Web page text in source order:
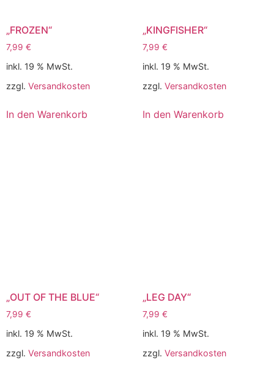
„FROZEN“
7,99 €
inkl. 19 % MwSt.
zzgl. Versandkosten
In den Warenkorb
„KINGFISHER“
7,99 €
inkl. 19 % MwSt.
zzgl. Versandkosten
In den Warenkorb
„OUT OF THE BLUE“
7,99 €
inkl. 19 % MwSt.
zzgl. Versandkosten
„LEG DAY“
7,99 €
inkl. 19 % MwSt.
zzgl. Versandkosten